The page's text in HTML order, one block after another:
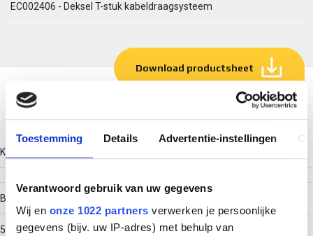
Toestemming Details Advertentie-instellingen
Verantwoord gebruik van uw gegevens
Wij en onze 1022 partners verwerken je persoonlijke
gegevens (bijv. uw IP-adres) met behulp van
EC002406 - Deksel T-stuk kabeldraagsysteem
Download productsheet
Technische gegevens
Kleur
Breedte
50